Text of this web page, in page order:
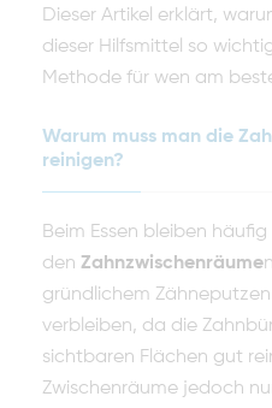
Dieser Artikel erklärt,
dieser Hilfsmittel so
Methode für wen am
Warum muss man die
reinigen?
Beim Essen bleiben
den Zahnzwischenräume
gründlichem
verbleiben, da die
sichtbaren Flächen gut
Zwischenräume jedoch